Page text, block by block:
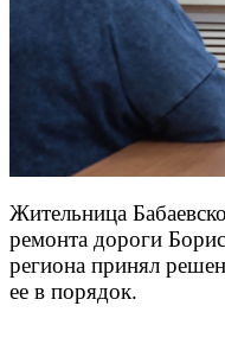
Жительница
ремонта дороги
региона принял
ее в порядок.